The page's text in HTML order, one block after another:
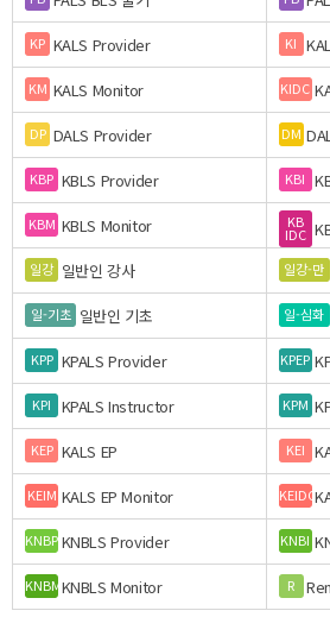
KP KALS Provider KI
KM KALS Monitor KIDC
DP DALS Provider DM
KBP KBLS Provider KBI
KBM KBLS Monitor KB
IDC
일강 일반인 강사 일강-만
일-기초 일반인 기초 일-심화
KPP KPALS Provider KPEP
KPI KPALS Instructor KPM
KEP KALS EP KEI
KEIM KALS EP Monitor KEIDC
KNBPKNBLS Provider KNBI
KNBMKNBLS Monitor R